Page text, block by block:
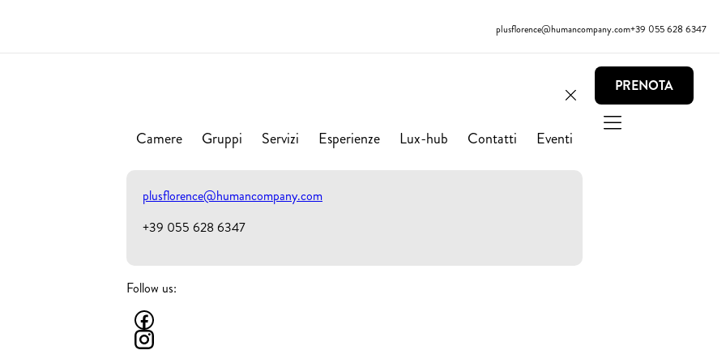
plusflorence@humancompany.com+39 055 628 6347
Camere Gruppi Servizi Esperienze Lux-hub Contatti Eventi
plusflorence@humancompany.com
+39 055 628 6347
Follow us:
PRENOTA